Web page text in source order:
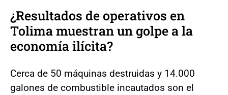
¿Resultados de operativos en
Tolima muestran un golpe a la
economía ilícita?
Cerca de 50 máquinas destruidas y 14.000
galones de combustible incautados son el